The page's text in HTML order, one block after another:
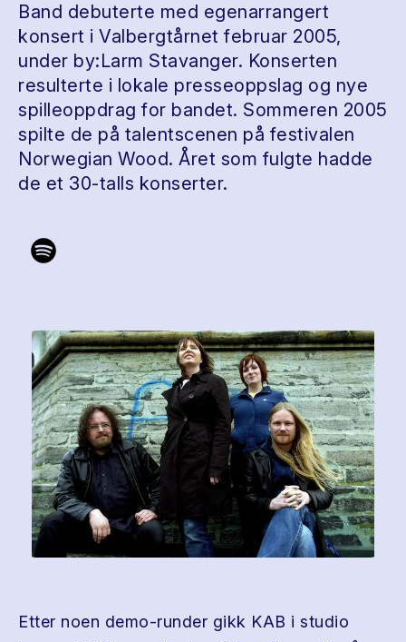
Band debuterte med egenarrangert
konsert i Valbergtårnet februar 2005,
under by:Larm Stavanger. Konserten
resulterte i lokale presseoppslag og nye
spilleoppdrag for bandet. Sommeren 2005
spilte de på talentscenen på festivalen
Norwegian Wood. Året som fulgte hadde
de et 30-talls konserter.
Etter noen demo-runder gikk KAB i studio